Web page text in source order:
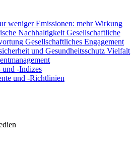
weniger Emissionen: mehr Wirkung
Nachhaltigkeit Gesellschaftliche
Gesellschaftliches Engagement
und Gesundheitsschutz Vielfalt
‑Indizes
und ‑Richtlinien